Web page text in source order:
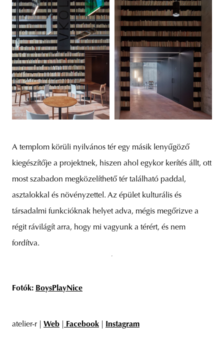
A templom körüli nyilvános tér egy másik lenyűgöző
kiegészítője a projektnek, hiszen ahol egykor kerítés állt, ott
most szabadon megközelíthető tér található paddal,
asztalokkal és növényzettel. Az épület kulturális és
társadalmi funkcióknak helyet adva, mégis megőrizve a
régit rávilágít arra, hogy mi vagyunk a térért, és nem
fordítva.
Fotók: BoysPlayNice
atelier-r | Web Facebook Instagram